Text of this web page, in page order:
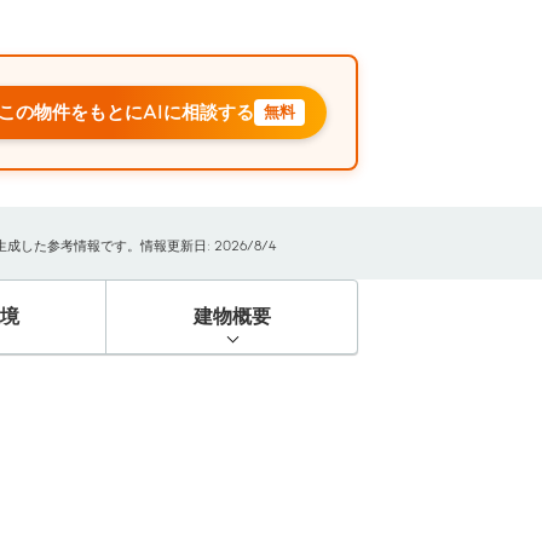
の物件をもとにAIに相談する 無料
成した参考情報です。情報更新日: 2026/8/4
建物概要